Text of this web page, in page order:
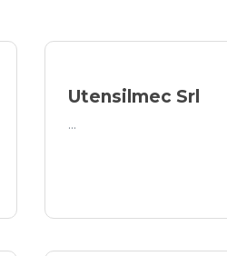
Utensilmec Srl
...